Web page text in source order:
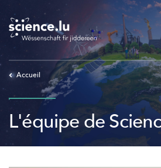
main
content
Accueil
L'équipe de